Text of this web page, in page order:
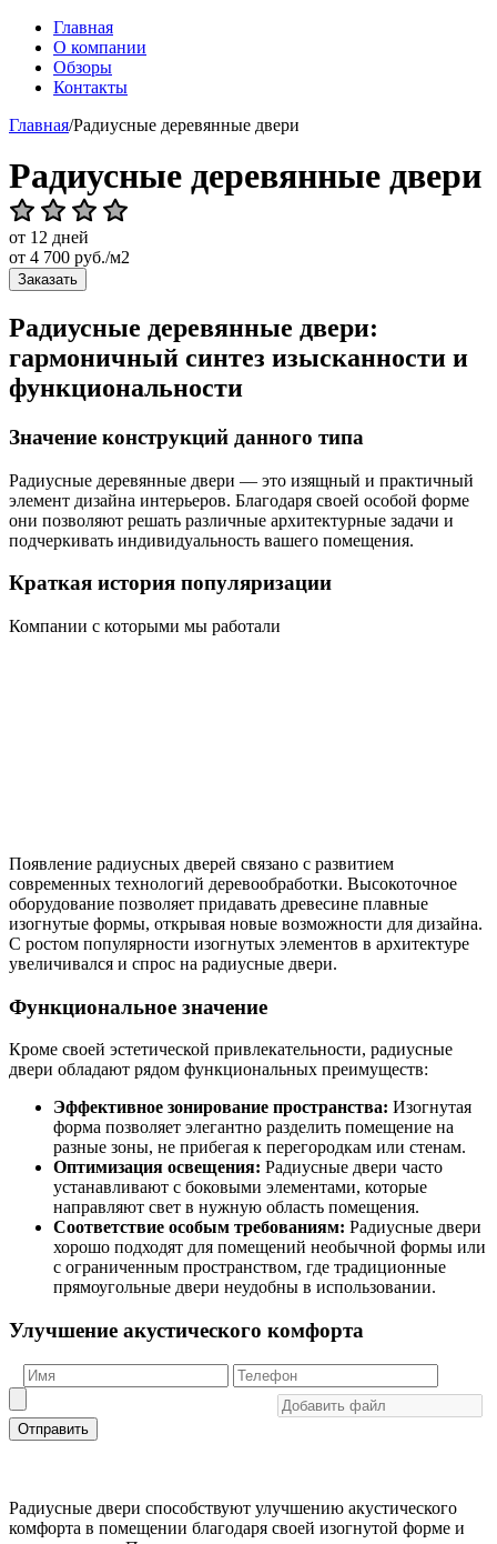
Главная
О компании
Обзоры
Контакты
Главная/Радиусные деревянные двери
Радиусные деревянные двери
от 12 дней
от 4 700 руб./м2
Заказать
Радиусные деревянные двери:
гармоничный синтез изысканности и
функциональности
Значение конструкций данного типа
Радиусные деревянные двери — это изящный и практичный
элемент дизайна интерьеров. Благодаря своей особой форме
они позволяют решать различные архитектурные задачи и
подчеркивать индивидуальность вашего помещения.
Краткая история популяризации
Компании с которыми мы работали
Появление радиусных дверей связано с развитием
современных технологий деревообработки. Высокоточное
оборудование позволяет придавать древесине плавные
изогнутые формы, открывая новые возможности для дизайна.
С ростом популярности изогнутых элементов в архитектуре
увеличивался и спрос на радиусные двери.
Функциональное значение
Кроме своей эстетической привлекательности, радиусные
двери обладают рядом функциональных преимуществ:
Эффективное зонирование пространства: Изогнутая
форма позволяет элегантно разделить помещение на
разные зоны, не прибегая к перегородкам или стенам.
Оптимизация освещения: Радиусные двери часто
устанавливают с боковыми элементами, которые
направляют свет в нужную область помещения.
Соответствие особым требованиям: Радиусные двери
хорошо подходят для помещений необычной формы или
с ограниченным пространством, где традиционные
прямоугольные двери неудобны в использовании.
Улучшение акустического комфорта
Отправить
Радиусные двери способствуют улучшению акустического
комфорта в помещении благодаря своей изогнутой форме и